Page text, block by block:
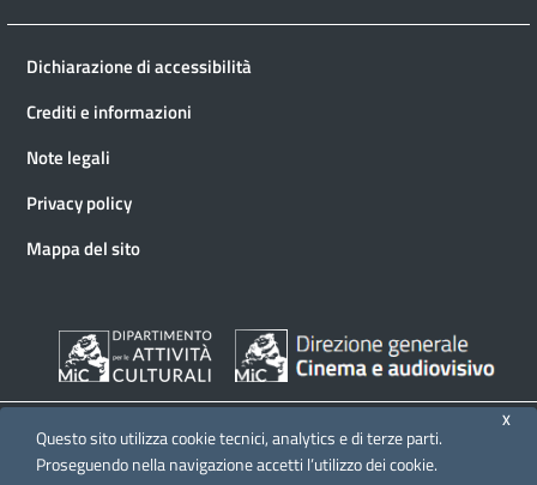
Dichiarazione di accessibilità
Crediti e informazioni
Note legali
Privacy policy
Mappa del sito
X
Questo sito utilizza cookie tecnici, analytics e di terze parti.
Proseguendo nella navigazione accetti l’utilizzo dei cookie.